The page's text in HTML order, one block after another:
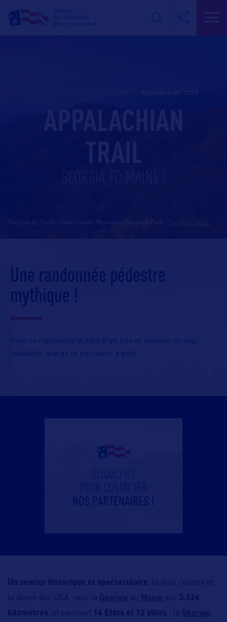
TRAIL
GEORGIA TO MAINE !
Caroline du Nord - Great Smoky Mountains National Park
Une randonnée pédestre
mythique !
Rien ne rapproche autant d’un lieu et souvent de ses
habitants que de le parcourir à pied…
Un sentier historique et spectaculaire , le plus célèbre et
le doyen des USA, relie la Géorgie au Maine sur 3.524
kilomètres , et parcourt 14 Etats et 12 villes : la Géorgie